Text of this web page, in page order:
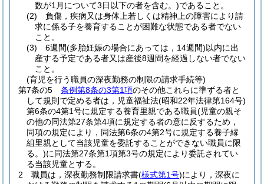
数が1月について3日以下の者を含む。)であること。
(2)
負傷，疾病又は身体上若しくは精神上の障害により請
求に係る子を養育することが困難な状態である者でない
こと。
(3)
6週間(多胎妊娠の場合にあっては，14週間)以内に出
産する予定である者又は産後8週間を経過しない者でない
こと。
(育児を行う職員の深夜勤務の制限の請求手続等)
第7条の5
条例第8条の3第1項のその他これらに準ずる者と
して規則で定める者は，児童福祉法(昭和22年法律第164号)
第6条の4第1号に規定する養育里親である職員(児童の親そ
の他の同法第27条第4項に規定する者の意に反するため，
同項の規定により，同法第6条の4第2号に規定する養子縁
組里親として当該児童を委託することができない職員に限
る。)に同法第27条第1項第3号の規定により委託されてい
る当該児童とする。
2
職員は，深夜勤務制限請求書(様式第1号)により，深夜に